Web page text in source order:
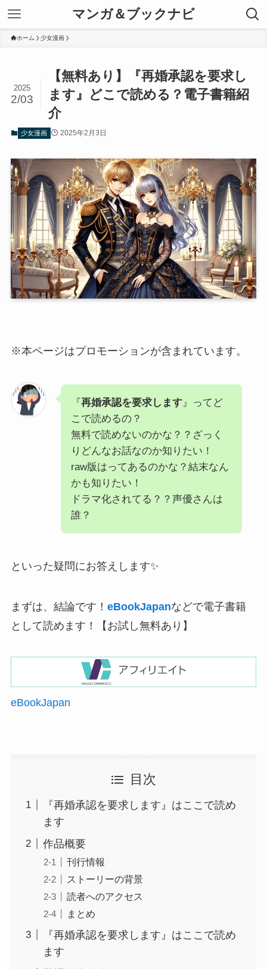
マンガ＆ブックナビ
ホーム 少女漫画
【無料あり】『再婚承認を要求し
ます』どこで読める？電子書籍紹
介
2025
2/03
少女漫画 2025年2月3日
※本ページはプロモーションが含まれています。
『再婚承認を要求します』ってど
こで読めるの？
無料で読めないのかな？？ざっく
りどんなお話なのか知りたい！
raw版はってあるのかな？結末なん
かも知りたい！
ドラマ化されてる？？声優さんは
誰？
といった疑問にお答えします✨
まずは、結論です！ eBookJapanなどで電子書籍
として読めます！【お試し無料あり】
eBookJapan
目次
『再婚承認を要求します』はここで読め
ます
作品概要
刊行情報
ストーリーの背景
読者へのアクセス
まとめ
『再婚承認を要求します』はここで読め
ます